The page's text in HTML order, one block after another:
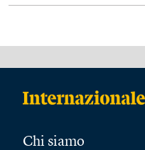
Chi siamo